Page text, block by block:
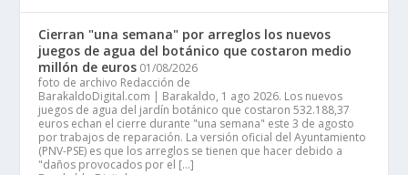
Cierran "una semana" por arreglos los nuevos
juegos de agua del botánico que costaron medio
millón de euros 01/08/2026
foto de archivo Redacción de
BarakaldoDigital.com | Barakaldo, 1 ago 2026. Los nuevos
juegos de agua del jardín botánico que costaron 532.188,37
euros echan el cierre durante "una semana" este 3 de agosto
por trabajos de reparación. La versión oficial del Ayuntamiento
(PNV-PSE) es que los arreglos se tienen que hacer debido a
"daños provocados por el […]